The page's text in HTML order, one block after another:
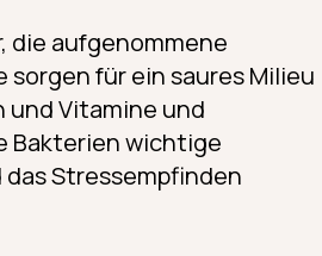
die aufgenommene
für ein saures Milieu
und Vitamine und
Bakterien wichtige
Stressempfinden